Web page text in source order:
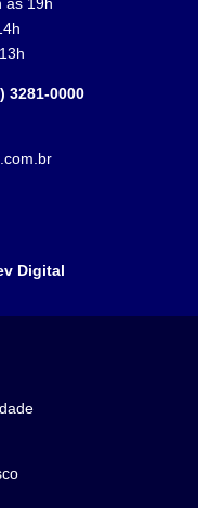
às 19h
3281-0000
Digital